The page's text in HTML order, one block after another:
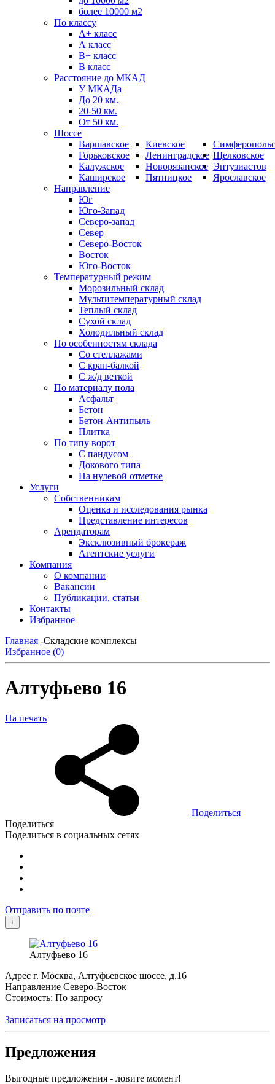
более 10000 м2
По классу
A+ класс
А класс
В+ класс
B класс
Расстояние до МКАД
У МКАДа
До 20 км.
20-50 км.
От 50 км.
Шоссе
Варшавское
Горьковское
Калужское
Каширское
Киевское
Ленинградское
Новорязанское
Пятницкое
Щелковское
Энтузиастов
Ярославское
Направление
Юг
Юго-Запад
Северо-запад
Север
Северо-Восток
Восток
Юго-Восток
Температурный режим
Морозильный склад
Мультитемпературный склад
Теплый склад
Сухой склад
Холодильный склад
По особенностям склада
Со стеллажами
С кран-балкой
С ж/д веткой
По материалу пола
Асфальт
Бетон
Бетон-Антипыль
Плитка
По типу ворот
С пандусом
Докового типа
На нулевой отметке
Услуги
Собственникам
Оценка и исследования рынка
Представление интересов
Арендаторам
Эксклюзивный брокераж
Агентские услуги
Компания
О компании
Вакансии
Публикации, статьи
Контакты
Избранное
Главная -Складские комплексы
Избранное (0)
Алтуфьево 16
На печать
Поделиться
Поделиться
Поделиться в социальных сетях
Отправить по почте
+
Алтуфьево 16
Адрес г. Москва, Алтуфьевское шоссе, д.16
Направление Северо-Восток
Стоимость: По запросу
Записаться на просмотр
Предложения
Выгодные предложения - ловите момент!